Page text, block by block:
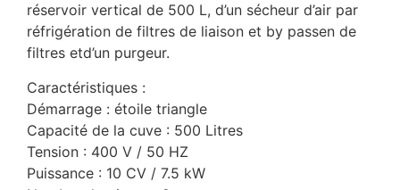
réservoir vertical de 500 L, d’un sécheur d’air par
réfrigération de filtres de liaison et by passen de
filtres etd’un purgeur.
Caractéristiques :
Démarrage : étoile triangle
Capacité de la cuve : 500 Litres
Tension : 400 V / 50 HZ
Puissance : 10 CV / 7.5 kW